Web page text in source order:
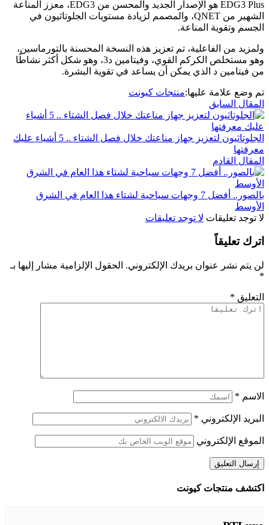
EDG3 Plus هو الإصدار الجديد والمحسن من EDG3، معزز المناعة
الشهير من QNET، والمصمم لزيادة مستويات الجلوتاثيون في
الجسم وتقوية المناعة.
ولمزيد من الفاعلية، تم تعزيز هذه النسخة المحسنة بالتورماسين،
وهو مستخلص الكركم القوي، وفيتامين د3، وهو شكل أكثر نشاطًا
من فيتامين د الذي يمكن أن يساعد في تقوية البشرة.
تم وضع علامة عليها:منتجات كيونت
المقال السابق
الجلوتاثيون لتعزيز جهاز مناعتك خلال فصل الشتاء .. 5 أشياء عليك
معرفتها
المقال القادم
بالصور.. أفضل 7 وجهات سياحية لشتاء هذا العام في الشرق
الأوسط
لا توجد تعليقات لا توجد تعليقات
اترك تعليقاً
لن يتم نشر عنوان بريدك الإلكتروني. الحقول الإلزامية مشار إليها بـ
*
التعليق *
الاسم *
البريد الإلكتروني *
الموقع الإلكتروني
اكتشف منتجات كيونت